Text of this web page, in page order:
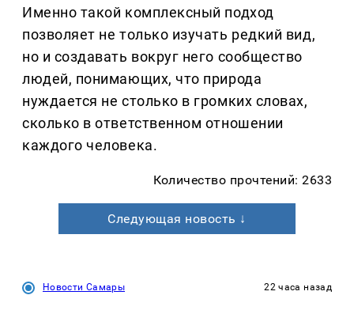
Именно такой комплексный подход
позволяет не только изучать редкий вид,
но и создавать вокруг него сообщество
людей, понимающих, что природа
нуждается не столько в громких словах,
сколько в ответственном отношении
каждого человека.
Количество прочтений: 2633
Следующая новость ↓
Новости Самары 22 часа назад